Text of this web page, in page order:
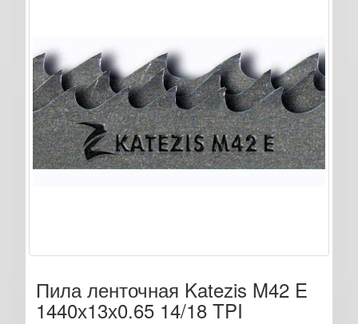
Пила ленточная Katezis M42 E
1440х13х0.65 14/18 TPI